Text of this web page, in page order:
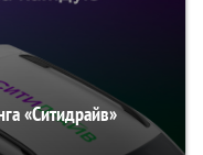
«Ситидрайв»